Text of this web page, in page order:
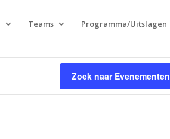
Teams Programma/Uitslagen
Zoek naar Evenementen